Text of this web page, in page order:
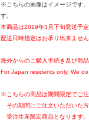
※こちらの画像はイメージです
す。
本商品は2019年3月下旬発送予定
配送日時指定はお承り出来ませ
海外からのご購入手続き及び商
For Japan residents only. We
※こちらの商品は期間限定でご注
その期間にご注文いただいた方
受注生産限定商品となります。